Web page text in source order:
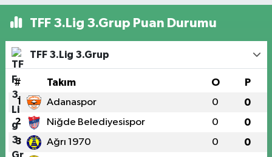
TFF 3.Lig 3.Grup Puan Durumu
TFF 3.Lig 3.Grup
# Takım O P
1 Adanaspor 0 0
2 Niğde Belediyesispor 0 0
3 Ağrı 1970 0 0